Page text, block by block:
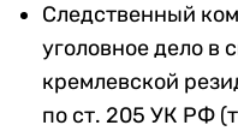
Следственный
уголовное дело в
кремлевской
по ст. 205 УК РФ